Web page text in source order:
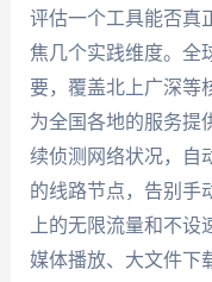
评估一个工具能否真
焦几个实践维度。全
要，覆盖北上广深等
为全国各地的服务提
续侦测网络状况，自
的线路节点，告别手
上的无限流量和不
媒体播放、大文件下